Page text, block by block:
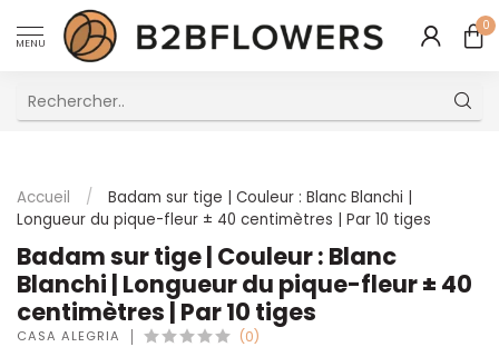
MENU
0
Accueil /
Badam sur tige | Couleur : Blanc Blanchi |
Longueur du pique-fleur ± 40 centimètres | Par 10 tiges
Badam sur tige | Couleur : Blanc
Blanchi | Longueur du pique-fleur ± 40
centimètres | Par 10 tiges
CASA ALEGRIA (0)